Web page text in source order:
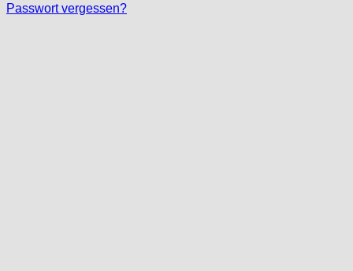
Passwort vergessen?